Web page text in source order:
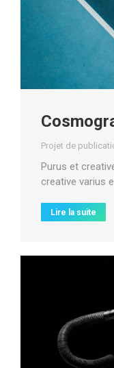
Projet de
Purus et
creative varius
Lire la suite